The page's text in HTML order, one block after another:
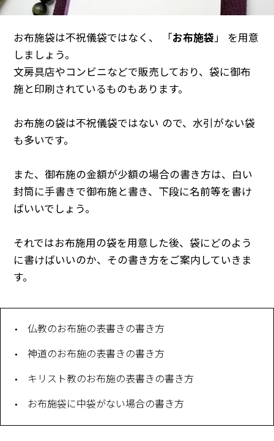
お布施袋は不祝儀袋ではなく、 「 お布施袋」 を用意
しましょう。
文房具店やコンビニなどで販売しており、袋に御布
施と印刷されているものもあります。
お布施の袋は不祝儀袋ではない ので、水引がない袋
も多いです。
また、御布施の金額が少額の場合の書き方は、白い
封筒に手書きで御布施と書き、下段に名前等を書け
ばいいでしょう。
それではお布施用の袋を用意した後、袋にどのよう
に書けばいいのか、その書き方をご案内していきま
す。
仏教のお布施の表書きの書き方
神道のお布施の表書きの書き方
キリスト教のお布施の表書きの書き方
お布施袋に中袋がない場合の書き方